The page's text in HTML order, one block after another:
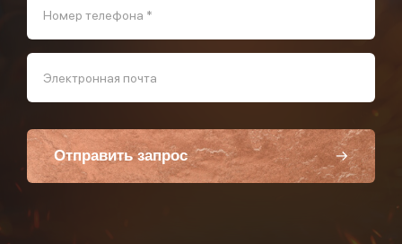
Номер телефона *
Электронная почта
Отправить запрос